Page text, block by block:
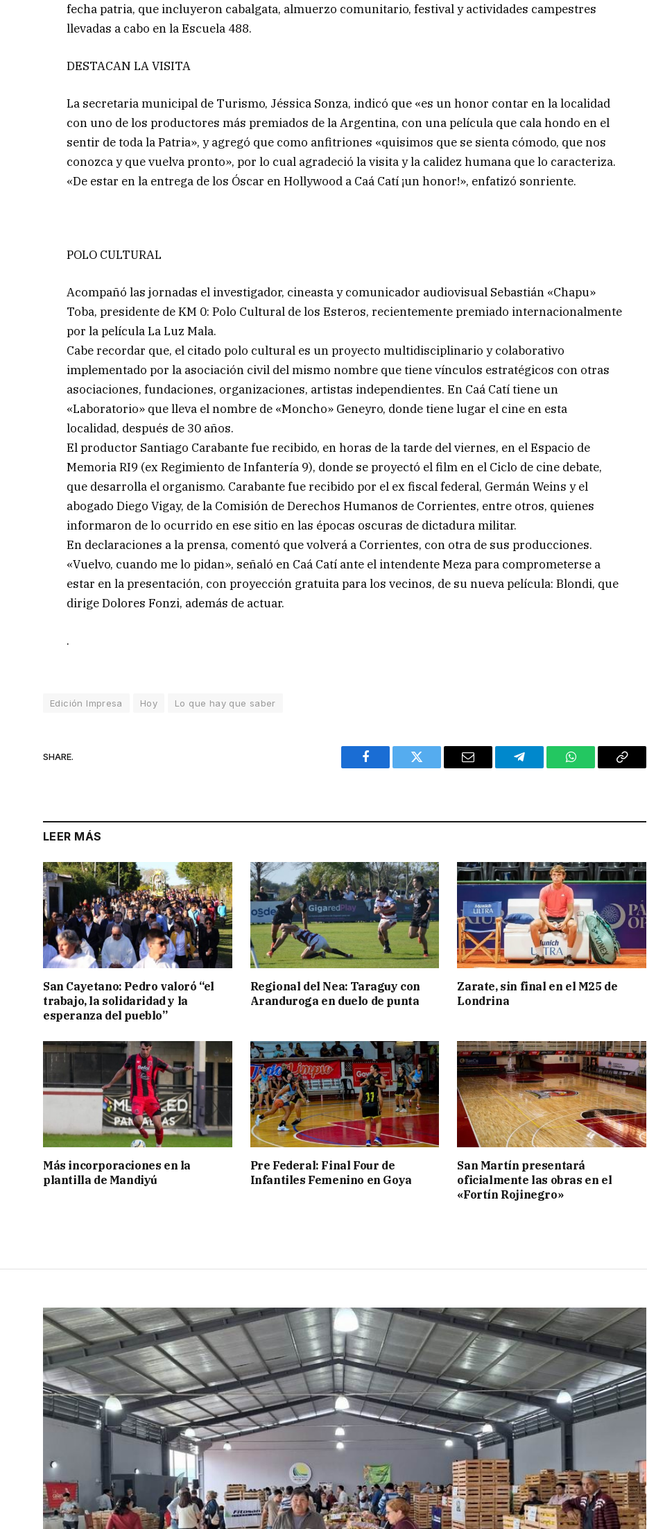
fecha patria, que incluyeron cabalgata, almuerzo comunitario, festival y actividades campestres
llevadas a cabo en la Escuela 488.
DESTACAN LA VISITA
La secretaria municipal de Turismo, Jéssica Sonza, indicó que «es un honor contar en la localidad
con uno de los productores más premiados de la Argentina, con una película que cala hondo en el
sentir de toda la Patria», y agregó que como anfitriones «quisimos que se sienta cómodo, que nos
conozca y que vuelva pronto», por lo cual agradeció la visita y la calidez humana que lo caracteriza.
«De estar en la entrega de los Óscar en Hollywood a Caá Catí ¡un honor!», enfatizó sonriente.
POLO CULTURAL
Acompañó las jornadas el investigador, cineasta y comunicador audiovisual Sebastián «Chapu»
Toba, presidente de KM 0: Polo Cultural de los Esteros, recientemente premiado internacionalmente
por la película La Luz Mala.
Cabe recordar que, el citado polo cultural es un proyecto multidisciplinario y colaborativo
implementado por la asociación civil del mismo nombre que tiene vínculos estratégicos con otras
asociaciones, fundaciones, organizaciones, artistas independientes. En Caá Catí tiene un
«Laboratorio» que lleva el nombre de «Moncho» Geneyro, donde tiene lugar el cine en esta
localidad, después de 30 años.
El productor Santiago Carabante fue recibido, en horas de la tarde del viernes, en el Espacio de
Memoria RI9 (ex Regimiento de Infantería 9), donde se proyectó el film en el Ciclo de cine debate,
que desarrolla el organismo. Carabante fue recibido por el ex fiscal federal, Germán Weins y el
abogado Diego Vigay, de la Comisión de Derechos Humanos de Corrientes, entre otros, quienes
informaron de lo ocurrido en ese sitio en las épocas oscuras de dictadura militar.
En declaraciones a la prensa, comentó que volverá a Corrientes, con otra de sus producciones.
«Vuelvo, cuando me lo pidan», señaló en Caá Catí ante el intendente Meza para comprometerse a
estar en la presentación, con proyección gratuita para los vecinos, de su nueva película: Blondi, que
dirige Dolores Fonzi, además de actuar.
.
Edición Impresa Hoy Lo que hay que saber
SHARE.
Facebook Twitter Email Telegram WhatsAppCopy
LEER MÁS
San Cayetano: Pedro valoró “el
trabajo, la solidaridad y la
esperanza del pueblo”
Regional del Nea: Taraguy con
Aranduroga en duelo de punta
Zarate, sin final en el M25 de
Londrina
Más incorporaciones en la
plantilla de Mandiyú
Pre Federal: Final Four de
Infantiles Femenino en Goya
San Martín presentará
oficialmente las obras en el
«Fortín Rojinegro»